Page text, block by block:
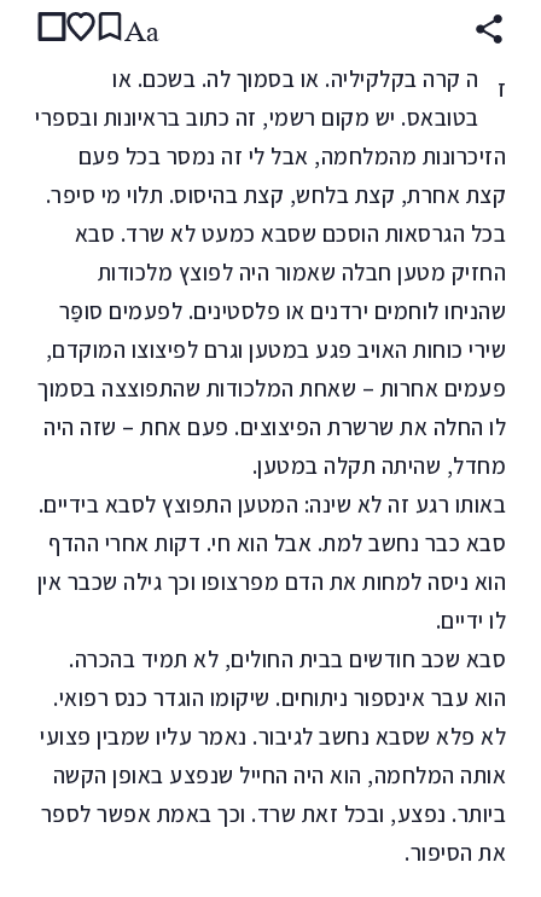
Aa
ז
ה קרה בקלקיליה. או בסמוך לה. בשכם. או
בטובאס. יש מקום רשמי, זה כתוב בראיונות ובספרי
הזיכרונות מהמלחמה, אבל לי זה נמסר בכל פעם
קצת אחרת, קצת בלחש, קצת בהיסוס. תלוי מי סיפר.
בכל הגרסאות הוסכם שסבא כמעט לא שרד. סבא
החזיק מטען חבלה שאמור היה לפוצץ מלכודות
שהניחו לוחמים ירדנים או פלסטינים. לפעמים סופַּר
שירי כוחות האויב פגע במטען וגרם לפיצוצו המוקדם,
פעמים אחרות – שאחת המלכודות שהתפוצצה בסמוך
לו החלה את שרשרת הפיצוצים. פעם אחת – שזה היה
מחדל, שהיתה תקלה במטען.
באותו רגע זה לא שינה: המטען התפוצץ לסבא בידיים.
סבא כבר נחשב למת. אבל הוא חי. דקות אחרי ההדף
הוא ניסה למחות את הדם מפרצופו וכך גילה שכבר אין
לו ידיים.
סבא שכב חודשים בבית החולים, לא תמיד בהכרה.
הוא עבר אינספור ניתוחים. שיקומו הוגדר כנס רפואי.
לא פלא שסבא נחשב לגיבור. נאמר עליו שמבין פצועי
אותה המלחמה, הוא היה החייל שנפצע באופן הקשה
ביותר. נפצע, ובכל זאת שרד. וכך באמת אפשר לספר
את הסיפור.